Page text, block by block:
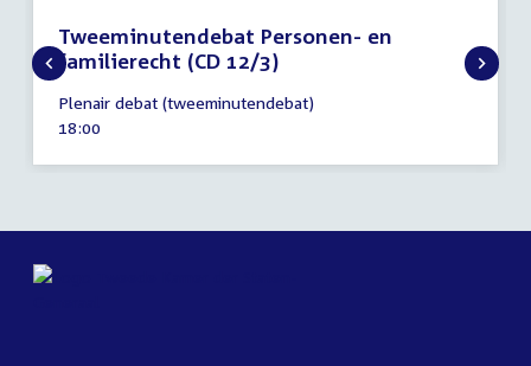
Tweeminutendebat Personen- en
familierecht (CD 12/3)
april
2025
Plenair debat (tweeminutendebat)
Tijd
18:00